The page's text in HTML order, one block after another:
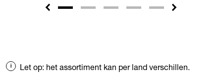
Let op: het assortiment kan per land verschillen.